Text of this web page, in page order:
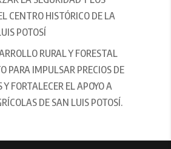
CENTRO HISTÓRICO DE LA
POTOSÍ
RURAL Y FORESTAL
PARA IMPULSAR PRECIOS DE
FORTALECER EL APOYO A
DE SAN LUIS POTOSÍ.